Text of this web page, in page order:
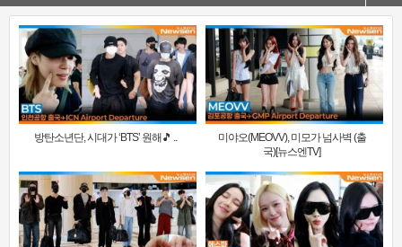
방탄소년단, 시대가 ‘BTS’ 원해🎵 ..
미야오(MEOVV), 미모가 넘사벽 (출
국)[뉴스엔TV]